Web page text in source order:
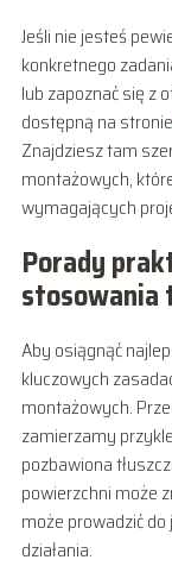
Jeśli nie jesteś
konkretnego
lub zapoznać się z
dostępną na stronie
Znajdziesz tam
montażowych,
wymagających
Porady
stosowania
Aby osiągnąć
kluczowych
montażowych.
zamierzamy
pozbawiona
powierzchni może
może prowadzić
działania.